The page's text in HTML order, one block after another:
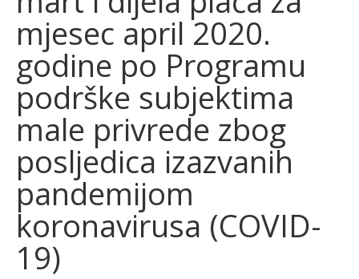
mjesec april 2020.
godine po Programu
podrške subjektima
male privrede zbog
posljedica izazvanih
pandemijom
koronavirusa (COVID-
19)